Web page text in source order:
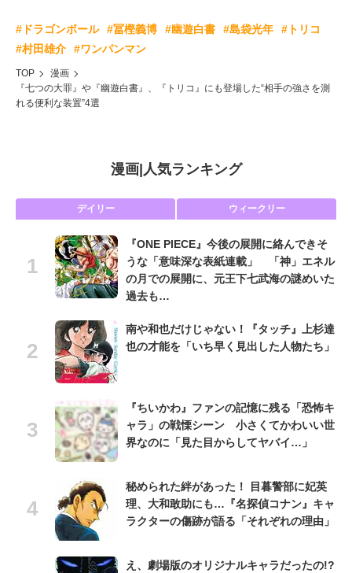
#ドラゴンボール #冨樫義博 #幽遊白書 #島袋光年
#トリコ
#村田雄介
#ワンパンマン
TOP
漫画
『七つの大罪』や『幽遊白書』、『トリコ』にも登場した“相手の強さを測
れる便利な装置”4選
漫画| 人気ランキング
デイリー ウィークリー
『ONE PIECE』今後の展開に絡んできそ
うな「意味深な表紙連載」 「神」エネル
の月での展開に、元王下七武海の謎めいた
過去も…
南や和也だけじゃない！『タッチ』上杉達
也の才能を「いち早く見出した人物たち」
『ちいかわ』ファンの記憶に残る「恐怖キ
ャラ」の戦慄シーン 小さくてかわいい世
界なのに「見た目からしてヤバイ…」
秘められた絆があった！ 目暮警部に妃英
理、大和敢助にも…『名探偵コナン』キャ
ラクターの傷跡が語る「それぞれの理由」
え、劇場版のオリジナルキャラだったの!?